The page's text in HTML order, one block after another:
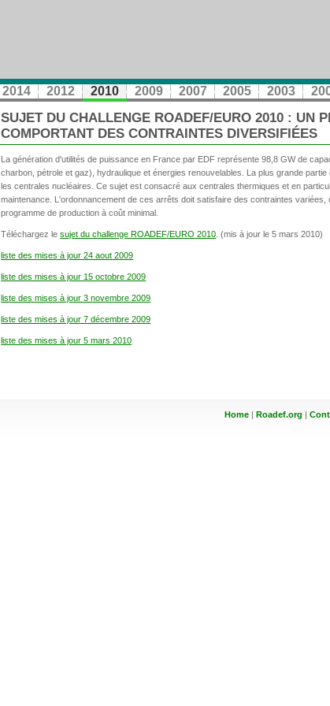
2014 2012 2010 2009 2007 2005 2003
SUJET DU CHALLENGE ROADEF/EURO 2010 : UN
COMPORTANT DES CONTRAINTES DIVERSIFIÉES
La génération d'utilités de puissance en France par EDF représente 98,8 GW de
charbon, pétrole et gaz), hydraulique et énergies renouvelables. La plus grande
les centrales nucléaires. Ce sujet est consacré aux centrales thermiques et en
maintenance. L'ordonnancement de ces arrêts doit satisfaire des contraintes
programme de production à coût minimal.
Téléchargez lesujet du challenge ROADEF/EURO 2010 . (mis à jour le 5 mars 2010)
liste des mises à jour 24 aout 2009
liste des mises à jour 15 octobre 2009
liste des mises à jour 3 novembre 2009
liste des mises à jour 7 décembre 2009
liste des mises à jour 5 mars 2010
Home | Roadef.org |